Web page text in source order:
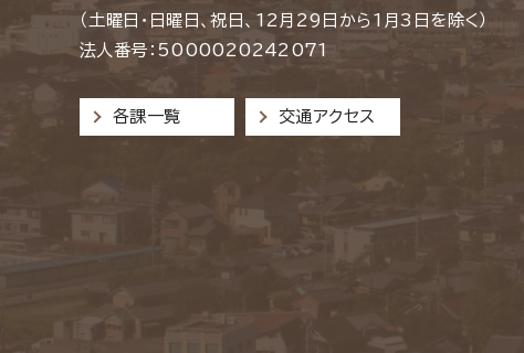
（土曜日・日曜日、祝日、12月29日から1月3日を除く）
法人番号：5000020242071
各課一覧 交通アクセス